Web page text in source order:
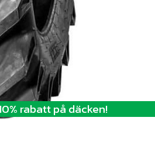
rabatt på däcken!